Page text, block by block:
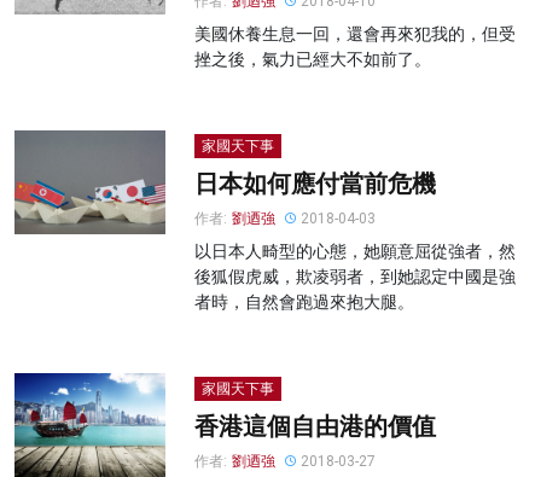
美國休養生息一回，還會再來犯我的，但受
挫之後，氣力已經大不如前了。
家國天下事
日本如何應付當前危機
作者: 劉迺強 2018-04-03
以日本人畸型的心態，她願意屈從強者，然
後狐假虎威，欺凌弱者，到她認定中國是強
者時，自然會跑過來抱大腿。
家國天下事
香港這個自由港的價值
作者: 劉迺強 2018-03-27